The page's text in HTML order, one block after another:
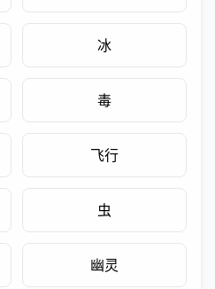
冰
毒
飞行
虫
幽灵